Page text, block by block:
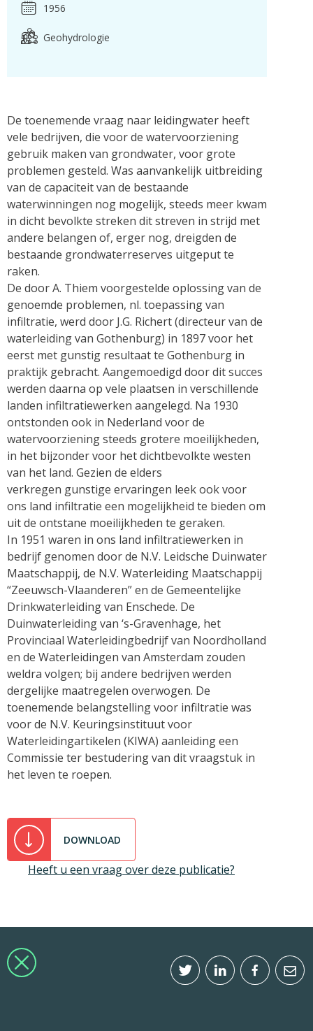
1956
Geohydrologie
De toenemende vraag naar leidingwater heeft
vele bedrijven, die voor de watervoorziening
gebruik maken van grondwater, voor grote
problemen gesteld. Was aanvankelijk uitbreiding
van de capaciteit van de bestaande
waterwinningen nog mogelijk, steeds meer kwam
in dicht bevolkte streken dit streven in strijd met
andere belangen of, erger nog, dreigden de
bestaande grondwaterreserves uitgeput te
raken.
De door A. Thiem voorgestelde oplossing van de
genoemde problemen, nl. toepassing van
infiltratie, werd door J.G. Richert (directeur van de
waterleiding van Gothenburg) in 1897 voor het
eerst met gunstig resultaat te Gothenburg in
praktijk gebracht. Aangemoedigd door dit succes
werden daarna op vele plaatsen in verschillende
landen infiltratiewerken aangelegd. Na 1930
ontstonden ook in Nederland voor de
watervoorziening steeds grotere moeilijkheden,
in het bijzonder voor het dichtbevolkte westen
van het land. Gezien de elders
verkregen gunstige ervaringen leek ook voor
ons land infiltratie een mogelijkheid te bieden om
uit de ontstane moeilijkheden te geraken.
In 1951 waren in ons land infiltratiewerken in
bedrijf genomen door de N.V. Leidsche Duinwater
Maatschappij, de N.V. Waterleiding Maatschappij
“Zeeuwsch-Vlaanderen” en de Gemeentelijke
Drinkwaterleiding van Enschede. De
Duinwaterleiding van ‘s-Gravenhage, het
Provinciaal Waterleidingbedrijf van Noordholland
en de Waterleidingen van Amsterdam zouden
weldra volgen; bij andere bedrijven werden
dergelijke maatregelen overwogen. De
toenemende belangstelling voor infiltratie was
voor de N.V. Keuringsinstituut voor
Waterleidingartikelen (KIWA) aanleiding een
Commissie ter bestudering van dit vraagstuk in
het leven te roepen.
DOWNLOAD
Heeft u een vraag over deze publicatie?